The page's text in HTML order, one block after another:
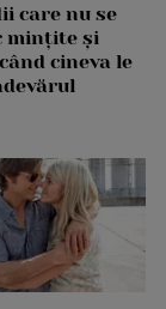
care nu se
mințite și
cineva le